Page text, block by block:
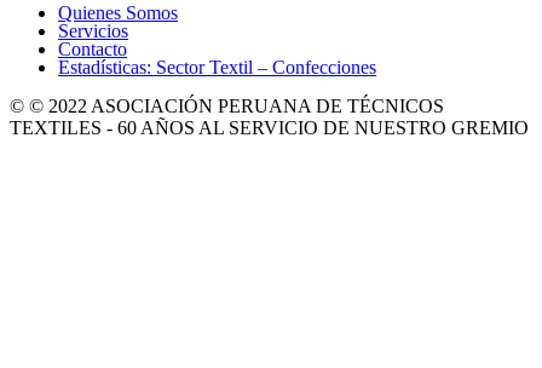
Quienes Somos
Servicios
Contacto
Estadísticas: Sector Textil – Confecciones
© © 2022 ASOCIACIÓN PERUANA DE TÉCNICOS
TEXTILES - 60 AÑOS AL SERVICIO DE NUESTRO GREMIO